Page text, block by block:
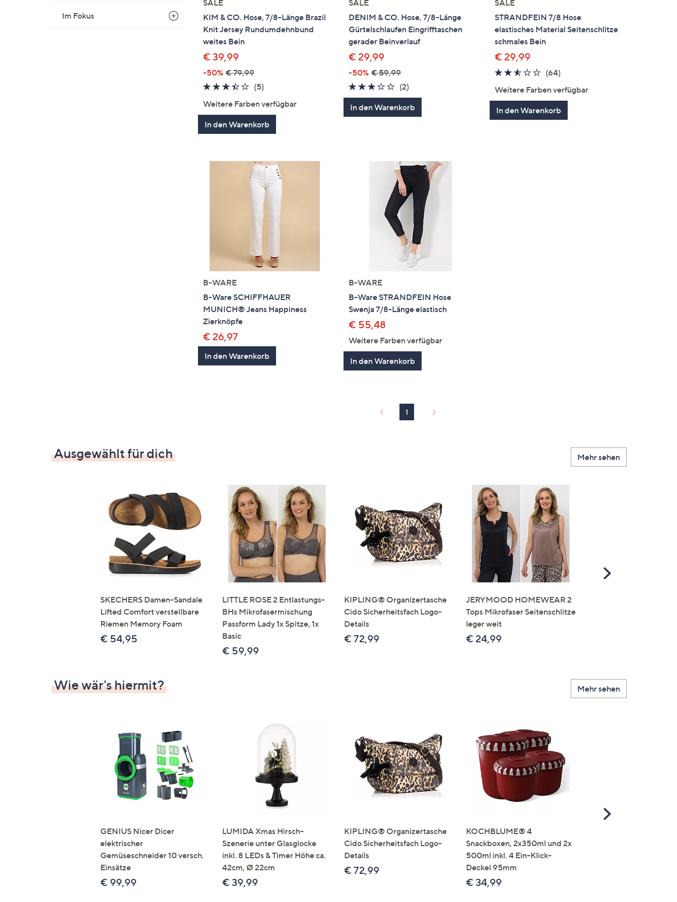
Im Fokus
SALE
KIM & CO. Hose, 7/8-Länge Brazil
Knit Jersey Rundumdehnbund
weites Bein
€ 39,99
-50% € 79,99
3.4
5
(5)5
Weitere Farben verfügbar
In den Warenkorb
SALE
DENIM & CO. Hose, 7/8-Länge
Gürtelschlaufen Eingrifftaschen
gerader Beinverlauf
€ 29,99
-50% € 59,99
3.0
von
5
(2)
Bewertungen
In den Warenkorb
SALE
STRANDFEIN 7/8 Hose
elastisches Material Seitenschlitze
schmales Bein
€ 29,99
2.5
5
(64)
Weitere Farben verfügbar
In den Warenkorb
B-WARE
B-Ware SCHIFFHAUER
MUNICH® Jeans Happiness
Zierknöpfe
€ 26,97
In den Warenkorb
B-WARE
B-Ware STRANDFEIN Hose
Swenja 7/8-Länge elastisch
€ 55,48
Weitere Farben verfügbar
In den Warenkorb
1
Ausgewählt für dich Mehr sehen
SKECHERS Damen-Sandale
Lifted Comfort verstellbare
Riemen Memory Foam
€ 54,95
LITTLE ROSE 2 Entlastungs-
BHs Mikrofasermischung
Passform Lady 1x Spitze, 1x
Basic
€ 59,99
KIPLING® Organizertasche
Cido Sicherheitsfach Logo-
Details
€ 72,99
JERYMOOD HOMEWEAR 2
Tops Mikrofaser Seitenschlitze
leger weit
€ 24,99
Scroll
Wie wär's hiermit? Mehr sehen
GENIUS Nicer Dicer
elektrischer
Gemüseschneider 10 versch.
Einsätze
€ 99,99
LUMIDA Xmas Hirsch-
Szenerie unter Glasglocke
inkl. 8 LEDs & Timer Höhe ca.
42cm, Ø 22cm
€ 39,99
KIPLING® Organizertasche
Cido Sicherheitsfach Logo-
Details
€ 72,99
KOCHBLUME® 4
Snackboxen, 2x350ml und 2x
500ml inkl. 4 Ein-Klick-
Deckel 95mm
€ 34,99
Scroll